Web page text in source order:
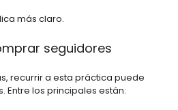
más claro.
seguidores
recurrir a esta práctica puede
Entre los principales están: